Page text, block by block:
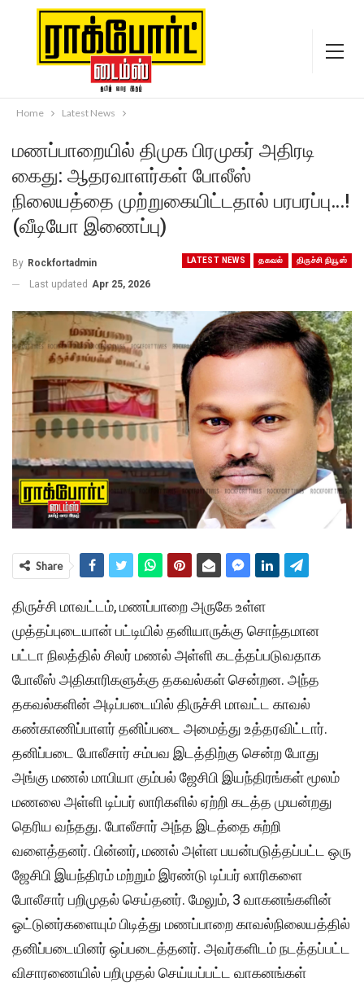
Home Latest News
மணப்பாறையில் திமுக பிரமுகர் அதிரடி
கைது: ஆதரவாளர்கள் போலீஸ்
நிலையத்தை முற்றுகையிட்டதால் பரபரப்பு…!
(வீடியோ இணைப்பு)
LATEST NEWS தகவல் திருச்சி நியூஸ்
By Rockfortadmin
Last updated Apr 25, 2026
Share
திருச்சி மாவட்டம், மணப்பாறை அருகே உள்ள
முத்தப்புடையான் பட்டியில் தனியாருக்கு சொந்தமான
பட்டா நிலத்தில் சிலர் மணல் அள்ளி கடத்தப்படுவதாக
போலீஸ் அதிகாரிகளுக்கு தகவல்கள் சென்றன. அந்த
தகவல்களின் அடிப்படையில் திருச்சி மாவட்ட காவல்
கண்காணிப்பாளர் தனிப்படை அமைத்து உத்தரவிட்டார்.
தனிப்படை போலீசார் சம்பவ இடத்திற்கு சென்ற போது
அங்கு மணல் மாபியா கும்பல் ஜேசிபி இயந்திரங்கள் மூலம்
மணலை அள்ளி டிப்பர் லாரிகளில் ஏற்றி கடத்த முயன்றது
தெரிய வந்தது. போலீசார் அந்த இடத்தை சுற்றி
வளைத்தனர். பின்னர், மணல் அள்ள பயன்படுத்தப்பட்ட ஒரு
ஜேசிபி இயந்திரம் மற்றும் இரண்டு டிப்பர் லாரிகளை
போலீசார் பறிமுதல் செய்தனர். மேலும், 3 வாகனங்களின்
ஓட்டுனர்களையும் பிடித்து மணப்பாறை காவல்நிலையத்தில்
தனிப்படையினர் ஒப்படைத்தனர். அவர்களிடம் நடத்தப்பட்ட
விசாரணையில் பறிமுதல் செய்யப்பட்ட வாகனங்கள்